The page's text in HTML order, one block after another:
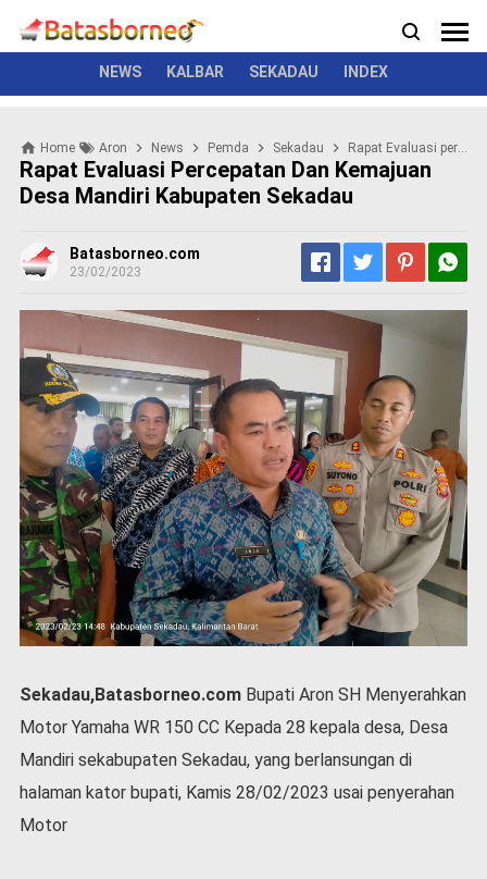
N
e
s
o
l
i
k
i
m
i
n
a
l
P
e
m
e
r
i
n
h
S
e
e
m
NEWS KALBAR SEKADAU INDEX
News Kriminal Seremonial
Home Aron News Pemda Sekadau Rapat Evaluasi percepatan dan kemajuan desa mandiri kabupaten Sekadau
Rapat Evaluasi Percepatan Dan Kemajuan
Desa Mandiri Kabupaten Sekadau
Batasborneo.com
23/02/2023
Sekadau,Batasborneo.com Bupati Aron SH Menyerahkan
Motor Yamaha WR 150 CC Kepada 28 kepala desa, Desa
Mandiri sekabupaten Sekadau, yang berlansungan di
halaman kator bupati, Kamis 28/02/2023 usai penyerahan
Motor